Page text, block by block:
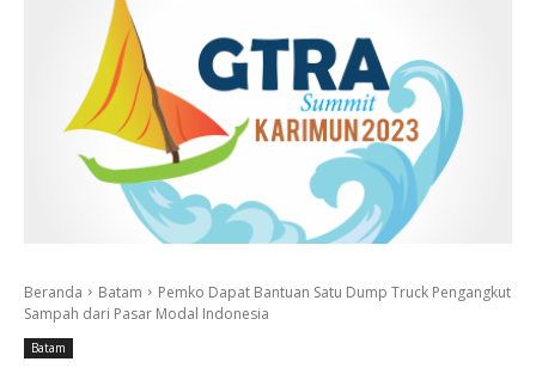
Beranda Batam
Pemko Dapat Bantuan Satu Dump Truck Pengangkut
Sampah dari Pasar Modal Indonesia
Batam